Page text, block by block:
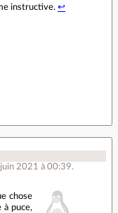
instructive. ↩
juin 2021 à 00:39.
chose
à puce,